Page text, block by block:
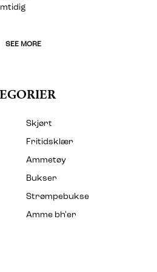
SEE MORE
Skjørt
Fritidsklær
Ammetøy
Bukser
Strømpebukse
Amme bh'er